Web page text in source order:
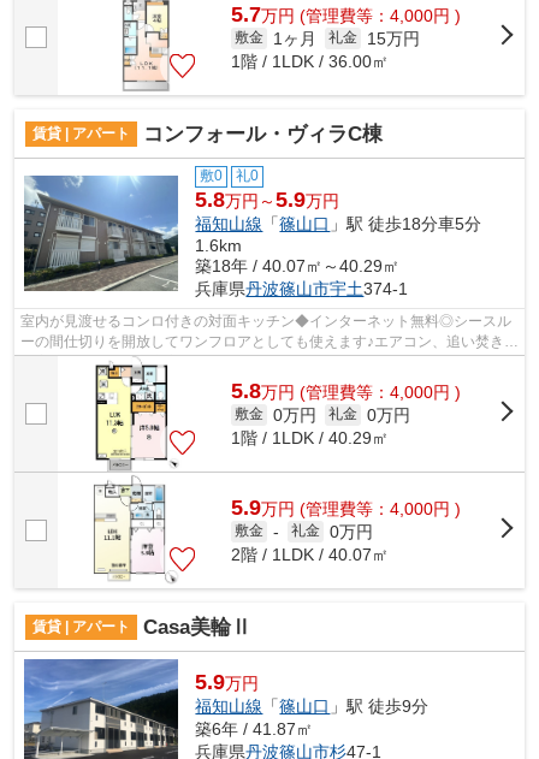
5.7万円 (管理費等：4,000円 )
敷金 1ヶ月 礼金
15万円
1階 / 1LDK / 36.00㎡
賃貸 | アパート コンフォール・ヴィラC棟
敷0 礼0
5.8万円～5.9万円
福知山線 「篠山口 」駅 徒歩18分車5分
1.6km
築18年 / 40.07㎡～40.29㎡
兵庫県丹波篠山市宇土374-1
室内が見渡せるコンロ付きの対面キッチン◆インターネット無料◎シースル
ーの間仕切りを開放してワンフロアとしても使えます♪エアコン、追い焚き、
浴室乾燥など設備も充実！駅にも近くお...
5.8万円 (管理費等：4,000円 )
敷金 0万円 礼金 0万円
1階 / 1LDK / 40.29㎡
5.9万円 (管理費等：4,000円 )
敷金 - 礼金 0万円
2階 / 1LDK / 40.07㎡
賃貸 | アパート Casa美輪Ⅱ
5.9万円
福知山線 「篠山口 」駅 徒歩9分
築6年 / 41.87㎡
兵庫県丹波篠山市杉47-1